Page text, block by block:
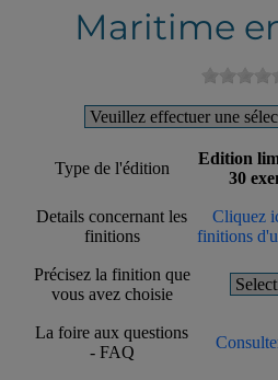
Maritime
Type de l'édition
Edition
30
Details concernant les
finitions
Cliquez
finitions
Précisez la finition que
vous avez choisie
La foire aux questions
- FAQ